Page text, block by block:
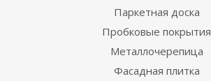
1 290руб. /м2
Паркетная доска
Пробковые покрытия
Металлочерепица
Фасадная плитка